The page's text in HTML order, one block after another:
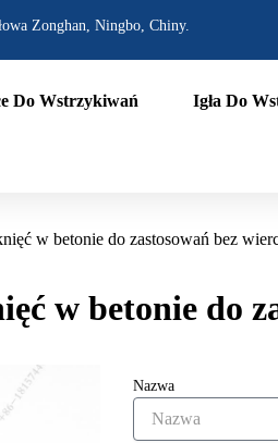
Zonghan, Ningbo, Chiny.
Do Wstrzykiwań Igła Do
w betonie do zastosowań bez
w betonie do
Nazwa